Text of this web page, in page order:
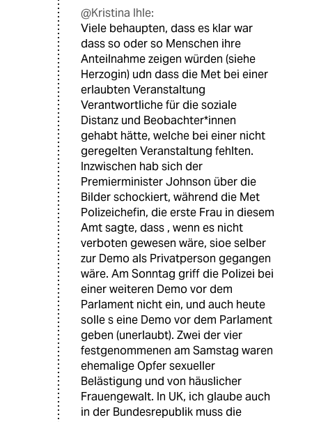
@Kristina Ihle:
Viele behaupten, dass es klar war
dass so oder so Menschen ihre
Anteilnahme zeigen würden (siehe
Herzogin) udn dass die Met bei einer
erlaubten Veranstaltung
Verantwortliche für die soziale
Distanz und Beobachter*innen
gehabt hätte, welche bei einer nicht
geregelten Veranstaltung fehlten.
Inzwischen hab sich der
Premierminister Johnson über die
Bilder schockiert, während die Met
Polizeichefin, die erste Frau in diesem
Amt sagte, dass , wenn es nicht
verboten gewesen wäre, sioe selber
zur Demo als Privatperson gegangen
wäre. Am Sonntag griff die Polizei bei
einer weiteren Demo vor dem
Parlament nicht ein, und auch heute
solle s eine Demo vor dem Parlament
geben (unerlaubt). Zwei der vier
festgenommenen am Samstag waren
ehemalige Opfer sexueller
Belästigung und von häuslicher
Frauengewalt. In UK, ich glaube auch
in der Bundesrepublik muss die